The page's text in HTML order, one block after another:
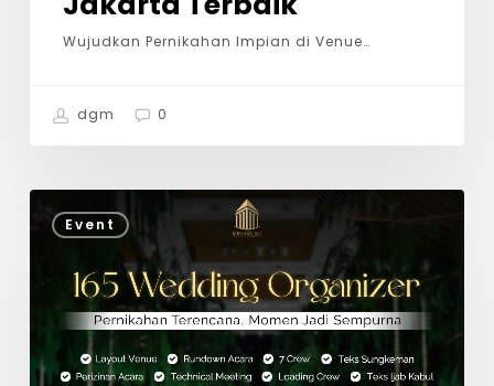
Wujudkan Pernikahan Impian di Venue…
dgm 0
Event